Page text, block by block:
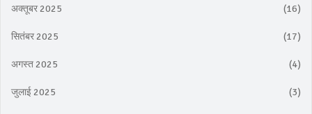
अक्तूबर 2025 (16)
सितंबर 2025 (17)
अगस्त 2025 (4)
जुलाई 2025 (3)